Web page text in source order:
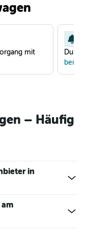
mit
Du
– Häufig
in